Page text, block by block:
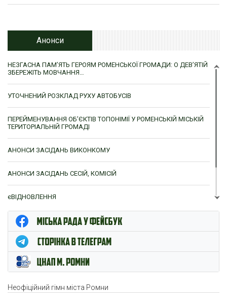
Анонси
НЕЗГАСНА ПАМ’ЯТЬ ГЕРОЯМ РОМЕНСЬКОЇ ГРОМАДИ: О ДЕВ’ЯТІЙ
ЗБЕРЕЖІТЬ МОВЧАННЯ…
УТОЧНЕНИЙ РОЗКЛАД РУХУ АВТОБУСІВ
ПЕРЕЙМЕНУВАННЯ ОБ’ЄКТІВ ТОПОНІМІЇ У РОМЕНСЬКІЙ МІСЬКІЙ
ТЕРИТОРІАЛЬНІЙ ГРОМАДІ
АНОНСИ ЗАСІДАНЬ ВИКОНКОМУ
АНОНСИ ЗАСІДАНЬ СЕСІЙ, КОМІСІЙ
єВІДНОВЛЕННЯ
ЦНАП м. Ромни
Неофіційний гімн міста Ромни